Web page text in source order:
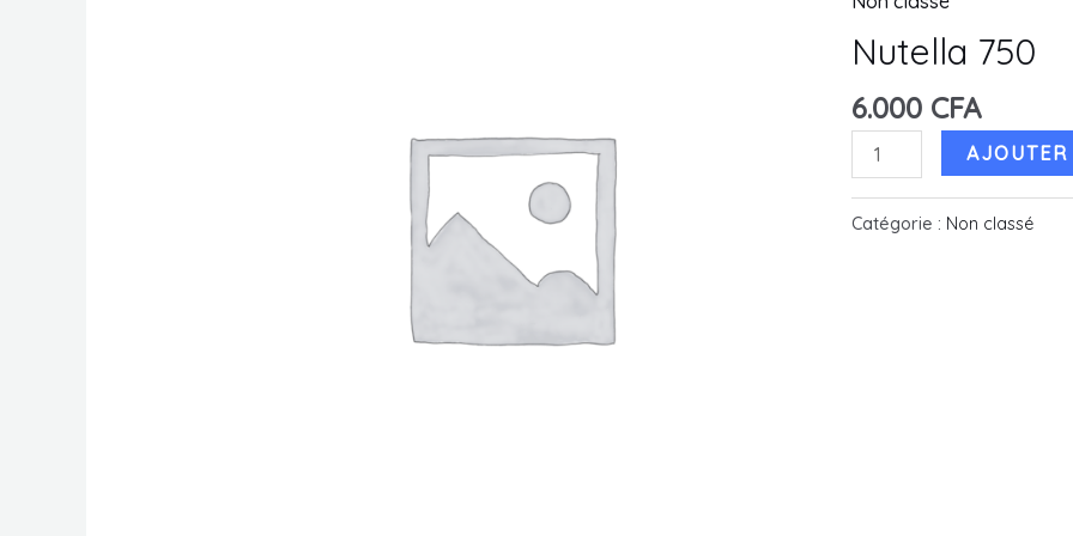
Nutella 750
6.000 CFA
quantité
de
Nutella
Catégorie : Non classé